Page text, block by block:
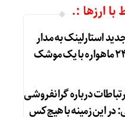
با ارزها :.
استارلینک به مدار
درباره گرانفروشی
در این زمینه با هیچ‌کس